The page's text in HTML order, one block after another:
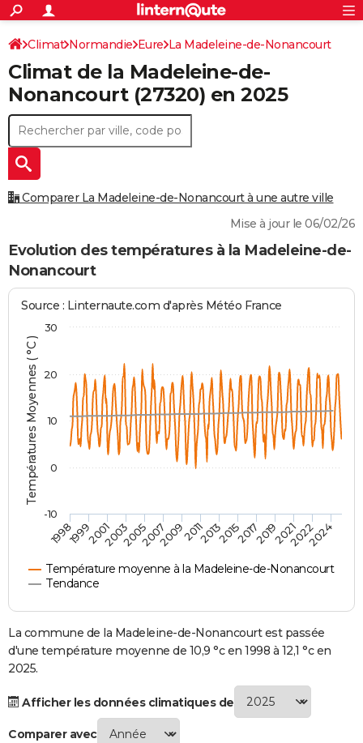
ACTUALITÉS
Politique
Société
Faits Divers
Education
Monde
Villes
+
SPORT
Coupe du monde 2026
Football
Tennis
Cyclisme
Rugby
Forum
Programme TV
TNT
Streaming
Cinéma
Sorties cinéma
Musique
+
FINANCE
Retraite
Impôts
Epargne
Immobilier
Risques naturels par ville
Banque
Assurance
Crédit
AUTO
Essais
Réserver un essai
Citadines
Berlines
SUV
Forum auto
+
HIGH-TECH
Forum
Aménagement intérieur
Extérieur
Cuisine
Salle de bains
Jardinage
Rangement
+WEEK-END
Guides de France
Escapades
Patrimoine
Expositions
Musées
Week-end nature
+
Art de vivre
Bien-être
Loisirs
Mode
Modes de vie
Alimentation
Guide de la santé
Maladies
Médicaments
Sommeil
VOYAGE
Destinations
City break
Voyage nature
Voyage de noces
Forum
Climat
PHOTO
GUIDES D'ACHAT
BONS PLANS
CARTE DE VOEUX
Carte de Noël
Carte Bonne année
Carte Saint-Valentin
Carte Pâques
Carte d'anniversaire
DICTIONNAIRE
Dictionnaire
Biographies
Citations
Expressions
Proverbes
PROGRAMME TV
COPAINS D'AVANT
S'inscrire
Se connecter
Lycées
Collèges
Primaires
Universités
Entreprises
Service militaire
Avis de recherche
AVIS DE DÉCÈS
FORUM
Bricolage
Lifestyle
Culture
Sport
Auto
Television
Voyage
Cinema
Rechercher
S'inscrire
Connexion
Climat Normandie Eure La Madeleine-de-Nonancourt
Climat de la Madeleine-de-
Nonancourt(27320) en 2025
Comparer La Madeleine-de-Nonancourt à une autre ville
Mise à jour le 06/02/26
Evolution des températures à la Madeleine-de-
Nonancourt
Températures Moyennes ( °C )
Source : Linternaute.com d'après Météo France
Température moyenne à la Madeleine-de-Nonancourt
Tendance
199819992001200320052007200920112013201520172019202120222024
0
10
20
-10
30
La commune de la Madeleine-de-Nonancourt est passée
d'une température moyenne de 10,9 °c en 1998 à 12,1 °c en
2025.
Afficher les données climatiques de
Comparer avec